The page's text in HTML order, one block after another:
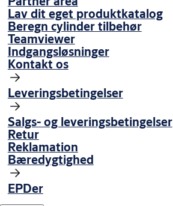
Lav dit eget produktkatalog
Beregn cylinder tilbehør
Teamviewer
Indgangsløsninger
Kontakt os
Leveringsbetingelser
Salgs- og leveringsbetingelser
Retur
Reklamation
Bæredygtighed
EPDer